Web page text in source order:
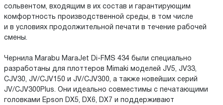
сольвентом, входящим в их состав и гарантирующим
комфортность производственной среды, в том числе
и в условиях продолжительной печати в течение рабочей
смены.
Чернила Marabu MaraJet Di-FMS 434 были специально
разработаны для плоттеров Mimaki моделей JV5, JV33,
CJV30, JV/CJV150 и JV/CJV300, а также новейших серий
JV/CJV300Plus. Они идеально совместимы с печатающими
головками Epson DX5, DX6, DX7 и поддерживают